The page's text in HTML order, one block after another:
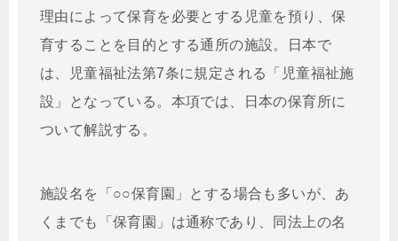
理由によって保育を必要とする児童を預り、保
育することを目的とする通所の施設。日本で
は、児童福祉法第7条に規定される「児童福祉施
設」となっている。本項では、日本の保育所に
ついて解説する。
施設名を「○○保育園」とする場合も多いが、あ
くまでも「保育園」は通称であり、同法上の名